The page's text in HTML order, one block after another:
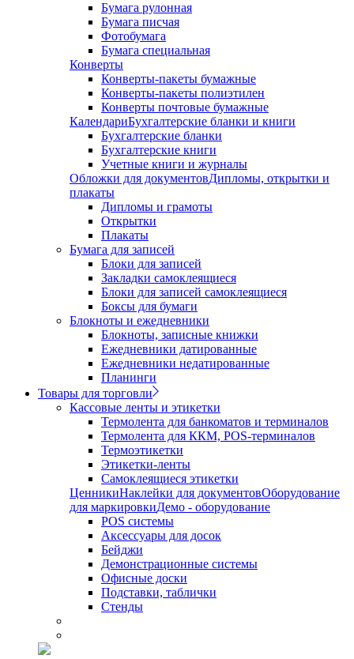
Бумага рулонная
Бумага писчая
Фотобумага
Бумага специальная
Конверты
Конверты-пакеты бумажные
Конверты-пакеты полиэтилен
Конверты почтовые бумажные
КалендариБухгалтерские бланки и книги
Бухгалтерские бланки
Бухгалтерские книги
Учетные книги и журналы
Обложки для документовДипломы, открытки и
плакаты
Дипломы и грамоты
Открытки
Плакаты
Бумага для записей
Блоки для записей
Закладки самоклеящиеся
Блоки для записей самоклеящиеся
Боксы для бумаги
Блокноты и ежедневники
Блокноты, записные книжки
Ежедневники датированные
Ежедневники недатированные
Планинги
Товары для торговли
Кассовые ленты и этикетки
Термолента для банкоматов и терминалов
Термолента для ККМ, POS-терминалов
Термоэтикетки
Этикетки-ленты
Самоклеящиеся этикетки
ЦенникиНаклейки для документовОборудование
для маркировкиДемо - оборудование
POS системы
Аксессуары для досок
Бейджи
Демонстрационные системы
Офисные доски
Подставки, таблички
Стенды